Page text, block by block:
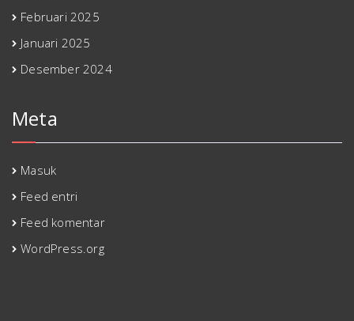
Februari 2025
Januari 2025
Desember 2024
Meta
Masuk
Feed entri
Feed komentar
WordPress.org